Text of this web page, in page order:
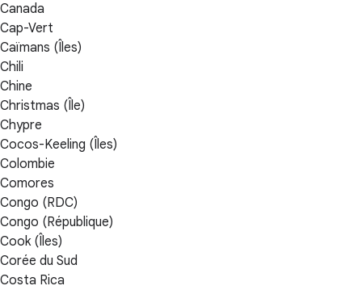
Canada
Cap-Vert
Caïmans (Îles)
Chili
Chine
Christmas (Île)
Chypre
Cocos-Keeling (Îles)
Colombie
Comores
Congo (RDC)
Congo (République)
Cook (Îles)
Corée du Sud
Costa Rica